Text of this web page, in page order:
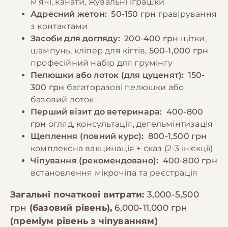
Адресний жетон: 50-150 грн гравірування
з контактами
Засоби для догляду: 200-400 грн щітки,
шампунь, кліпер для кігтів, 500-1,000 грн
професійний набір для грумінгу
Пелюшки або лоток (для цуценят): 150-
300 грн багаторазові пелюшки або
базовий лоток
Перший візит до ветеринара: 400-800
грн огляд, консультація, дегельмінтизація
Щеплення (повний курс): 800-1,500 грн
комплексна вакцинація + сказ (2-3 ін'єкції)
Чіпування (рекомендовано): 400-800 грн
встановлення мікрочіпа та реєстрація
Загальні початкові витрати: 3,000-5,500
грн (базовий рівень),6,000-11,000 грн
(преміум рівень з чіпуванням)